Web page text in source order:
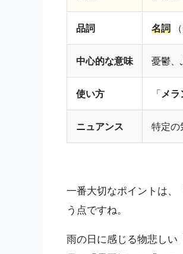
品詞 名詞
中心的な意味 憂鬱、
使い方 「 メ
ニュアンス 特定の
一番大切なポイントは、
う点ですね。
雨の日に感じる物悲しい